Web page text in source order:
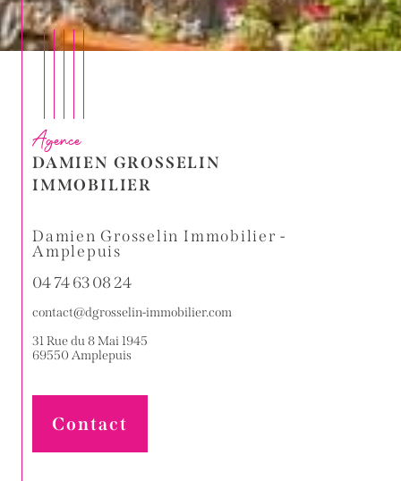
Agence
DAMIEN GROSSELIN
IMMOBILIER
Damien Grosselin Immobilier -
Amplepuis
04 74 63 08 24
contact@dgrosselin-immobilier.com
31 Rue du 8 Mai 1945
69550
Amplepuis
Contact